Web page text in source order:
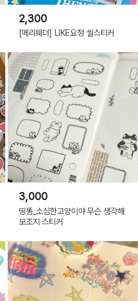
2,300
[메리웨더] LIKE요정 씰스티커
3,000
띵똥_소심한고양이야 무슨 생각해
모조지 스티커